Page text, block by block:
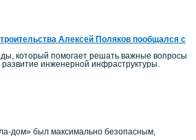
Алексей Поляков пообщался с
который помогает решать важные вопросы
инженерной инфраструктуры.
дом» был максимально безопасным,